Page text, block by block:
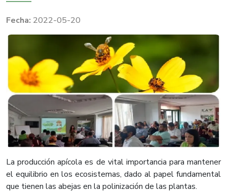
2022-05-20
La producción apícola es de vital importancia para mantener
el equilibrio en los ecosistemas, dado al papel fundamental
que tienen las abejas en la polinización de las plantas.